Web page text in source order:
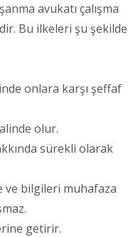
avukatı çalışma
Bu ilkeleri şu şekilde
onlara karşı şeffaf
olur.
sürekli olarak
ve bilgileri muhafaza
getirir.